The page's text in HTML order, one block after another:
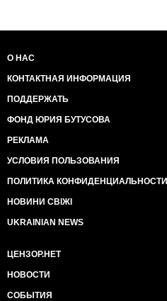
О НАС
КОНТАКТНАЯ ИНФОРМАЦИЯ
ПОДДЕРЖАТЬ
ФОНД ЮРИЯ БУТУСОВА
РЕКЛАМА
УСЛОВИЯ ПОЛЬЗОВАНИЯ
ПОЛИТИКА КОНФИДЕНЦИАЛЬНОСТИ
НОВИНИ СВІЖІ
UKRAINIAN NEWS
ЦЕНЗОР.НЕТ
НОВОСТИ
СОБЫТИЯ